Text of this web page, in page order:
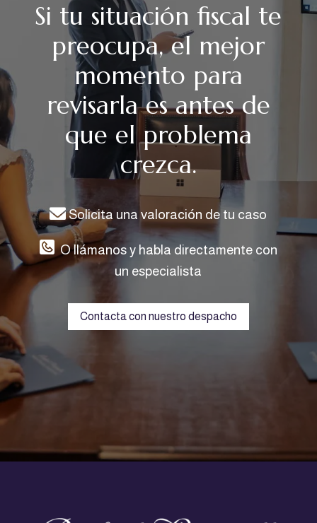
Si tu situación fiscal te
preocupa, el mejor
momento para
revisarla es antes de
que el problema
crezca.
Solicita una valoración de tu caso
O llámanos y habla directamente con
un especialista
Contacta con nuestro despacho